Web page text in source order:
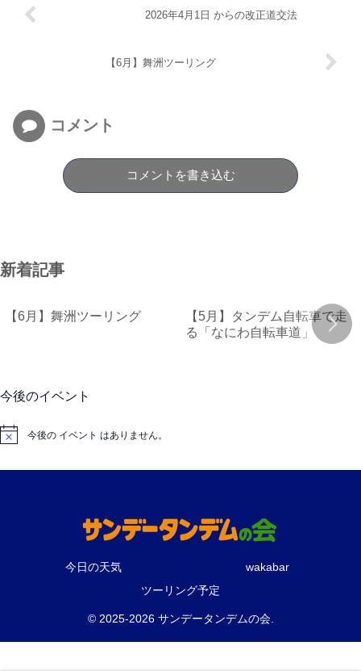
2026年4月1日 からの改正道交法
【6月】舞洲ツーリング
コメント
コメントを書き込む
新着記事
【6月】舞洲ツーリング
【5月】タンデム自転車で走
る「なにわ自転車道」
今後のイベント
N
今後の イベント はありません。
今日の天気
wakabar
ツーリング予定
© 2025-2026 サンデータンデムの会.